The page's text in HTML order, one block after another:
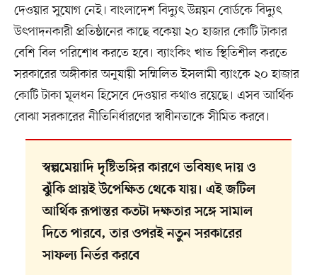
দেওয়ার সুযোগ নেই। বাংলাদেশ বিদ্যুৎ উন্নয়ন বোর্ডকে বিদ্যুৎ
উৎপাদনকারী প্রতিষ্ঠানের কাছে বকেয়া ২০ হাজার কোটি টাকার
বেশি বিল পরিশোধ করতে হবে। ব্যাংকিং খাত স্থিতিশীল করতে
সরকারের অঙ্গীকার অনুযায়ী সম্মিলিত ইসলামী ব্যাংকে ২০ হাজার
কোটি টাকা মূলধন হিসেবে দেওয়ার কথাও রয়েছে। এসব আর্থিক
বোঝা সরকারের নীতিনির্ধারণের স্বাধীনতাকে সীমিত করবে।
স্বল্পমেয়াদি দৃষ্টিভঙ্গির কারণে ভবিষ্যৎ দায় ও
ঝুঁকি প্রায়ই উপেক্ষিত থেকে যায়। এই জটিল
আর্থিক রূপান্তর কতটা দক্ষতার সঙ্গে সামাল
দিতে পারবে, তার ওপরই নতুন সরকারের
সাফল্য নির্ভর করবে